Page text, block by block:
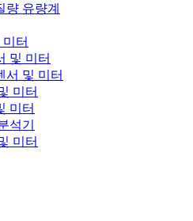
량 유량계
터
및 미터
서 및 미터
미터
미터
석기
미터